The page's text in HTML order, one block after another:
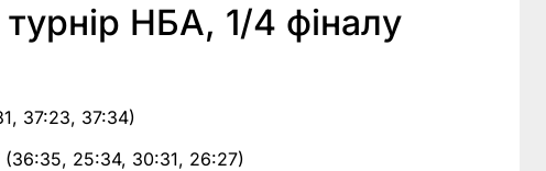
НБА, 1/4 фіналу
37:23, 37:34)
(36:35, 25:34, 30:31, 26:27)